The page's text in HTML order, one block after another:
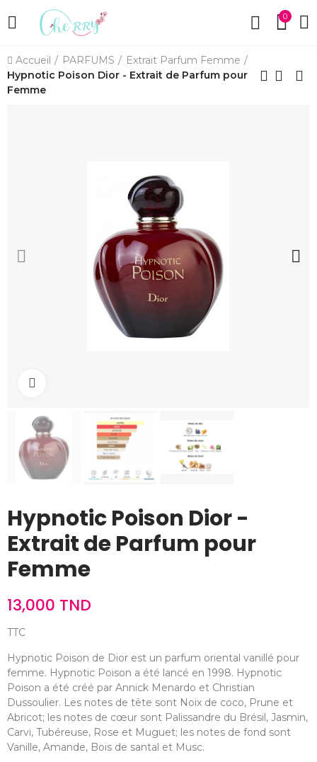
0
Accueil PARFUMS
Extrait Parfum Femme
Hypnotic Poison Dior - Extrait de Parfum pour
Femme
Hypnotic Poison Dior -
Extrait de Parfum pour
Femme
13,000 TND
TTC
Hypnotic Poison de Dior est un parfum oriental vanillé pour
femme. Hypnotic Poison a été lancé en 1998. Hypnotic
Poison a été créé par Annick Menardo et Christian
Dussoulier. Les notes de tête sont Noix de coco, Prune et
Abricot; les notes de cœur sont Palissandre du Brésil, Jasmin,
Carvi, Tubéreuse, Rose et Muguet; les notes de fond sont
Vanille, Amande, Bois de santal et Musc.